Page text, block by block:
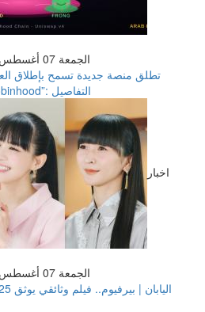
الجمعة 07 أغسطس 2026 01:43 صباحاً
الرقمية على شبكة “Robinhood”: التفاصيل
اخبار
الجمعة 07 أغسطس 2026 01:46 صباحاً